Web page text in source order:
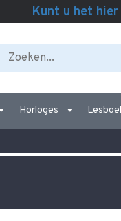
Kunt u het
Horloges